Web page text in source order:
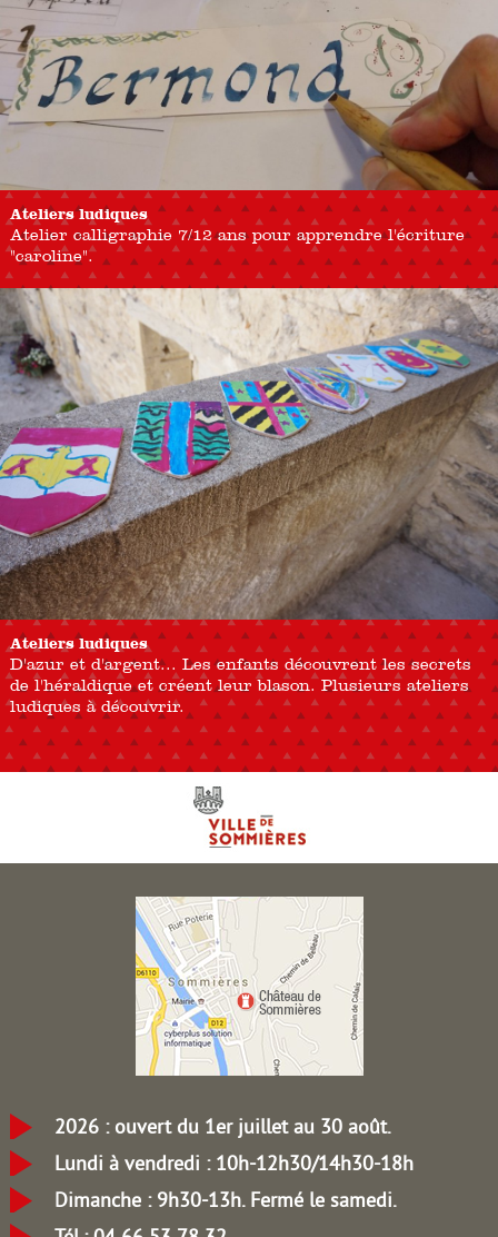
Ateliers ludiques
Atelier calligraphie 7/12 ans pour apprendre l'écriture
"caroline".
Ateliers ludiques
D'azur et d'argent... Les enfants découvrent les secrets
de l'héraldique et créent leur blason. Plusieurs ateliers
ludiques à découvrir.
2026 : ouvert du 1er juillet au 30 août.
Lundi à vendredi : 10h-12h30/14h30-18h
Dimanche : 9h30-13h. Fermé le samedi.